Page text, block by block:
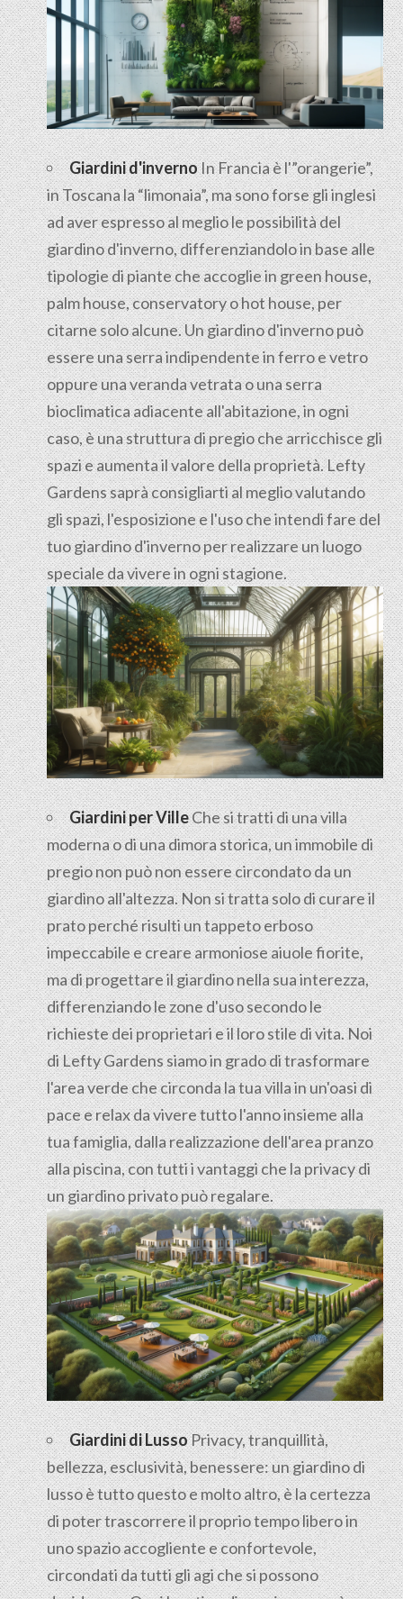
Giardini d'invernoIn Francia è l'”orangerie”,
in Toscana la “limonaia”, ma sono forse gli inglesi
ad aver espresso al meglio le possibilità del
giardino d'inverno, differenziandolo in base alle
tipologie di piante che accoglie in green house,
palm house, conservatory o hot house, per
citarne solo alcune. Un giardino d'inverno può
essere una serra indipendente in ferro e vetro
oppure una veranda vetrata o una serra
bioclimatica adiacente all'abitazione, in ogni
caso, è una struttura di pregio che arricchisce gli
spazi e aumenta il valore della proprietà. Lefty
Gardens saprà consigliarti al meglio valutando
gli spazi, l'esposizione e l'uso che intendi fare del
tuo giardino d'inverno per realizzare un luogo
speciale da vivere in ogni stagione.
Giardini per VilleChe si tratti di una villa
moderna o di una dimora storica, un immobile di
pregio non può non essere circondato da un
giardino all'altezza. Non si tratta solo di curare il
prato perché risulti un tappeto erboso
impeccabile e creare armoniose aiuole fiorite,
ma di progettare il giardino nella sua interezza,
differenziando le zone d'uso secondo le
richieste dei proprietari e il loro stile di vita. Noi
di Lefty Gardens siamo in grado di trasformare
l'area verde che circonda la tua villa in un'oasi di
pace e relax da vivere tutto l'anno insieme alla
tua famiglia, dalla realizzazione dell'area pranzo
alla piscina, con tutti i vantaggi che la privacy di
un giardino privato può regalare.
Giardini di LussoPrivacy, tranquillità,
bellezza, esclusività, benessere: un giardino di
lusso è tutto questo e molto altro, è la certezza
di poter trascorrere il proprio tempo libero in
uno spazio accogliente e confortevole,
circondati da tutti gli agi che si possono